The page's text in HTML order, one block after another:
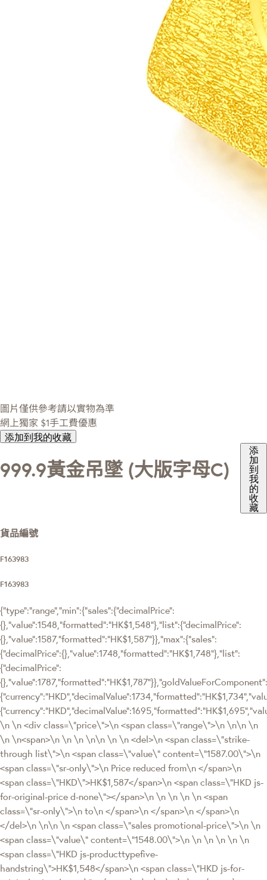
圖片僅供參考請以實物為準
網上獨家 $1手工費優惠
添加到我的收藏
999.9黃金吊墜 (大版字母C)
添
加
到
我
的
收
藏
貨品編號
F163983
F163983
{"type":"range","min":{"sales":{"decimalPrice":
{},"value":1548,"formatted":"HK$1,548"},"list":{"decimalPrice":
{},"value":1587,"formatted":"HK$1,587"}},"max":{"sales":
{"decimalPrice":{},"value":1748,"formatted":"HK$1,748"},"list":
{"decimalPrice":
\n \n <div class=\"price\">\n <span class=\"range\">\n \n\n \n
\n \n<span>\n \n \n \n\n \n \n <del>\n <span class=\"strike-
through list\">\n <span class=\"value\" content=\"1587.00\">\n
<span class=\"sr-only\">\n Price reduced from\n </span>\n
<span class=\"HKD\">HK$1,587</span>\n <span class=\"HKD js-
for-original-price d-none\"></span>\n \n \n \n \n <span
class=\"sr-only\">\n to\n </span>\n </span>\n </span>\n
</del>\n \n\n \n <span class=\"sales promotional-price\">\n \n
<span class=\"value\" content=\"1548.00\">\n \n \n \n \n \n
<span class=\"HKD js-producttypefive-
handstring\">HK$1,548</span>\n <span class=\"HKD js-for-